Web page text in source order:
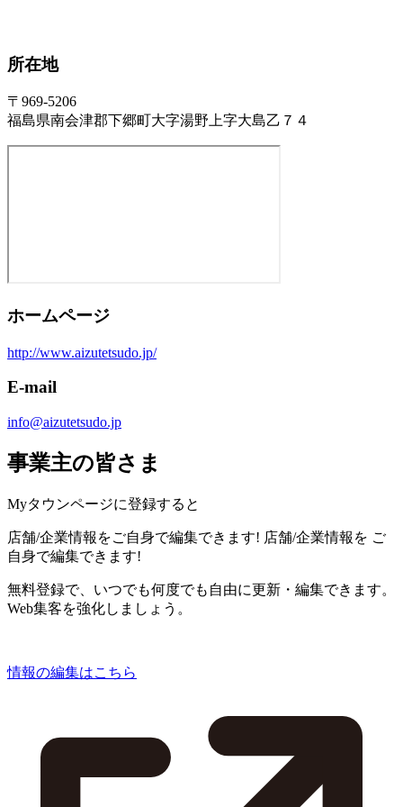
所在地
〒969-5206
福島県南会津郡下郷町大字湯野上字大島乙７４
ホームページ
http://www.aizutetsudo.jp/
E-mail
info@aizutetsudo.jp
事業主の皆さま
Myタウンページに登録すると
店舗/企業情報をご自身で編集できます! 店舗/企業情報を ご
自身で編集できます!
無料登録で、いつでも何度でも自由に更新・編集できます。
Web集客を強化しましょう。
情報の編集はこちら